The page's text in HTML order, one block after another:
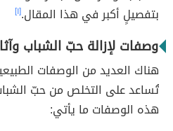
بتفصيلٍ أكبر في هذا المقال.[١]
وصفات لإزالة حبّ الشباب
هناك العديد من الوصفات
تُساعد على التخلص من حبّ
هذه الوصفات ما يأتي: